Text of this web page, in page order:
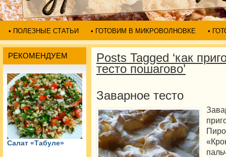
• ПОЛЕЗНЫЕ СТАТЬИ • ГОТОВИМ В МИКРОВОЛНОВКЕ •
РЕКОМЕНДУЕМ
Салат «Табуле»
Posts Tagged ‘как
тесто пошагово’
Заварное тесто